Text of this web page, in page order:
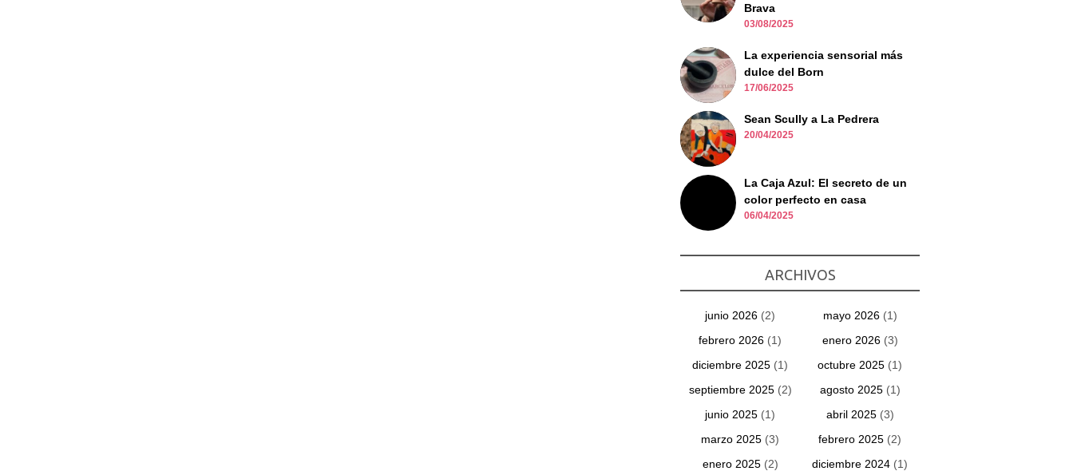
Brava
03/08/2025
La experiencia sensorial más
dulce del Born
17/06/2025
Sean Scully a La Pedrera
20/04/2025
La Caja Azul: El secreto de un
color perfecto en casa
06/04/2025
ARCHIVOS
junio 2026 (2) mayo 2026(1)
febrero 2026 (1) enero 2026(3)
diciembre 2025 (1) octubre 2025 (1)
septiembre 2025(2) agosto 2025(1)
junio 2025 (1) abril 2025(3)
marzo 2025 (3) febrero 2025 (2)
enero 2025(2) diciembre 2024 (1)